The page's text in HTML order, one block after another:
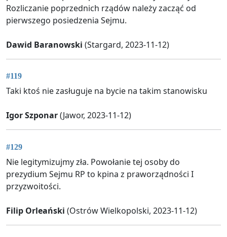
Rozliczanie poprzednich rządów należy zacząć od
pierwszego posiedzenia Sejmu.
Dawid Baranowski (Stargard, 2023-11-12)
#119
Taki ktoś nie zasługuje na bycie na takim stanowisku
Igor Szponar(Jawor, 2023-11-12)
#129
Nie legitymizujmy zła. Powołanie tej osoby do
prezydium Sejmu RP to kpina z praworządności I
przyzwoitości.
Filip Orleański (Ostrów Wielkopolski, 2023-11-12)